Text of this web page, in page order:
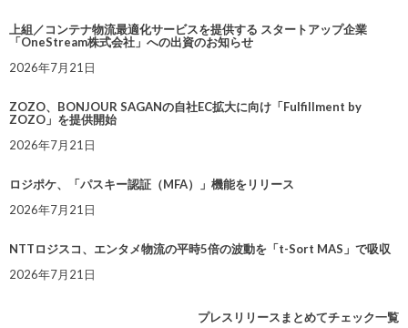
上組／コンテナ物流最適化サービスを提供する スタートアップ企業
「OneStream株式会社」への出資のお知らせ
2026年7月21日
ZOZO、BONJOUR SAGANの自社EC拡大に向け「Fulfillment by
ZOZO」を提供開始
2026年7月21日
ロジポケ、「パスキー認証（MFA）」機能をリリース
2026年7月21日
NTTロジスコ、エンタメ物流の平時5倍の波動を「t-Sort MAS」で吸収
2026年7月21日
プレスリリースまとめてチェック一覧